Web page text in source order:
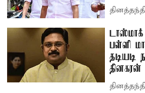
பள்ளி
தடியடி